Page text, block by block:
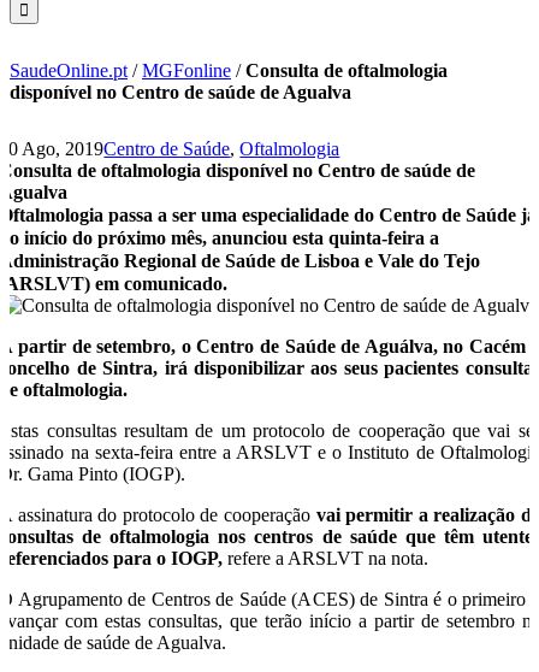
SaudeOnline.pt /MGFonline /Consulta de oftalmologia
disponível no Centro de saúde de Agualva
30 Ago, 2019Centro de Saúde,Oftalmologia
Consulta de oftalmologia disponível no Centro de saúde de
Agualva
Oftalmologia passa a ser uma especialidade do Centro de Saúde já
no início do próximo mês, anunciou esta quinta-feira a
Administração Regional de Saúde de Lisboa e Vale do Tejo
(ARSLVT) em comunicado.
A partir de setembro, o Centro de Saúde de Aguálva, no Cacém e
concelho de Sintra, irá disponibilizar aos seus pacientes consultas
de oftalmologia.
Estas consultas resultam de um protocolo de cooperação que vai ser
assinado na sexta-feira entre a ARSLVT e o Instituto de Oftalmologia
Dr. Gama Pinto (IOGP).
A assinatura do protocolo de cooperação vai permitir a realização de
consultas de oftalmologia nos centros de saúde que têm utentes
referenciados para o IOGP, refere a ARSLVT na nota.
O Agrupamento de Centros de Saúde (ACES) de Sintra é o primeiro a
avançar com estas consultas, que terão início a partir de setembro na
unidade de saúde de Agualva.